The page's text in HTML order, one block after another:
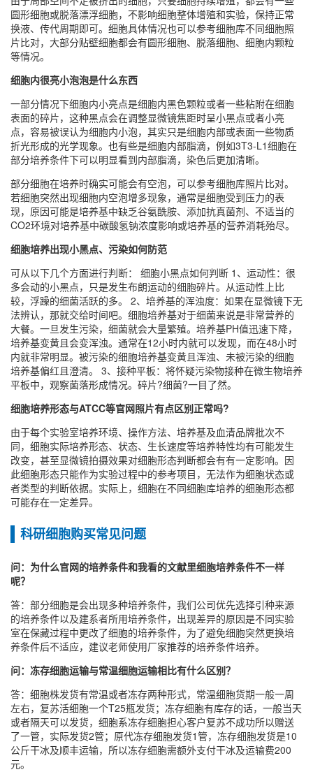
圆形细胞或脱落漂浮细胞，不影响细胞整体增殖和实验，保持正常
换液、传代周期即可。细胞具体情况也可以参考细胞库不同细胞照
片比对，大部分贴壁细胞都会有圆形细胞、脱落细胞、细胞内颗粒
等情况。
细胞内很亮小泡泡是什么东西
一部分情况下细胞内小亮点是细胞内黑色颗粒或者一些粘附在细胞
表面的碎片，这种黑点会在调整显微镜焦距时呈小黑点或者小亮
点，容易被误认为细胞内小泡，其实只是细胞内部或表面一些物质
折光形成的光学现象。也有些是细胞内部脂滴，例如3T3-L1细胞在
部分培养条件下可以明显看到内部脂滴，染色后更加清晰。
部分细胞在培养时确实可能会有空泡，可以参考细胞库照片比对。
若细胞突然出现细胞内空泡增多现象，通常是细胞受到压力的表
现，原因可能是培养基中缺乏谷氨酰胺、添加抗真菌剂、不适当的
CO2环境对培养基中碳酸氢钠浓度影响或培养基的营养消耗殆尽。
细胞培养出现小黑点、污染如何防范
可从以下几个方面进行判断： 细胞小黑点如何判断 1、运动性：很
多会动的小黑点，只是发生布朗运动的细胞碎片。从运动性上比
较，浮躁的细菌活跃的多。 2、培养基的浑浊度：如果在显微镜下无
法辨认，那就交给时间吧。细胞培养基对于细菌来说是非常营养的
大餐。一旦发生污染，细菌就会大量繁殖。培养基PH值迅速下降，
培养基变黄且会变浑浊。通常在12小时内就可以发现，而在48小时
内就非常明显。被污染的细胞培养基变黄且浑浊、未被污染的细胞
培养基偏红且澄清。 3、接种平板：将怀疑污染物接种在微生物培养
平板中，观察菌落形成情况。碎片?细菌?一目了然。
细胞培养形态与ATCC等官网照片有点区别正常吗?
由于每个实验室培养环境、操作方法、培养基及血清品牌批次不
同，细胞实际培养形态、状态、生长速度等培养特性均有可能发生
改变，甚至显微镜拍摄效果对细胞形态判断都会有有一定影响。因
此细胞形态只能作为实验过程中的参考项目，无法作为细胞状态或
者类型的判断依据。实际上，细胞在不同细胞库培养的细胞形态都
可能存在一定差异。
科研细胞购买常见问题
问：为什么官网的培养条件和我看的文献里细胞培养条件不一样
呢？
答：部分细胞是会出现多种培养条件，我们公司优先选择引种来源
的培养条件以及建系者所用培养条件，出现差异的原因是不同实验
室在保藏过程中更改了细胞的培养条件，为了避免细胞突然更换培
养条件后不适应，建议老师使用厂家推荐的培养条件培养。
问：冻存细胞运输与常温细胞运输相比有什么区别？
答：细胞株发货有常温或者冻存两种形式，常温细胞货期一般一周
左右，复苏活细胞一个T25瓶发货；冻存细胞有库存的话，一般当天
或者隔天可以发货，细胞系冻存细胞担心客户复苏不成功所以赠送
了一管，实际发货2管；原代冻存细胞发货1管，冻存细胞发货是10
公斤干冰及顺丰运输，所以冻存细胞需额外支付干冰及运输费200
元。